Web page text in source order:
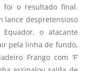
foi o resultado final.
lance despretensioso
o atacante
pela linha de fundo,
Frango com ‘F’